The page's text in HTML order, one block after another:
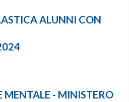
ALUNNI CON
MENTALE - MINISTERO